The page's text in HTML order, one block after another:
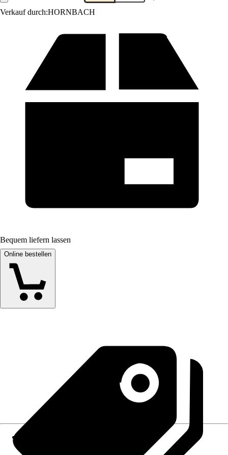
Verkauf durch:HORNBACH
Bequem liefern lassen
Online bestellen